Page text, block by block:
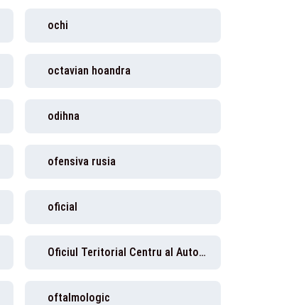
ochi
octavian hoandra
odihna
ofensiva rusia
oficial
Oficiul Teritorial Centru al Autorității Naționale de Management al Calității în Sănătate
oftalmologic